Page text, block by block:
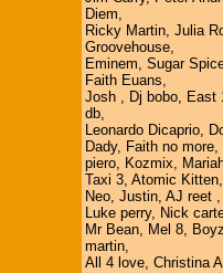
Diem,
Ricky Martin, Julia
Groovehouse,
Eminem, Sugar
Faith Euans,
Josh , Dj bobo, East
db,
Leonardo Dicaprio,
Dady, Faith no
piero, Kozmix,
Taxi 3, Atomic
Neo, Justin, AJ reet
Luke perry, Nick
Mr Bean, Mel 8,
martin,
All 4 love, Christina